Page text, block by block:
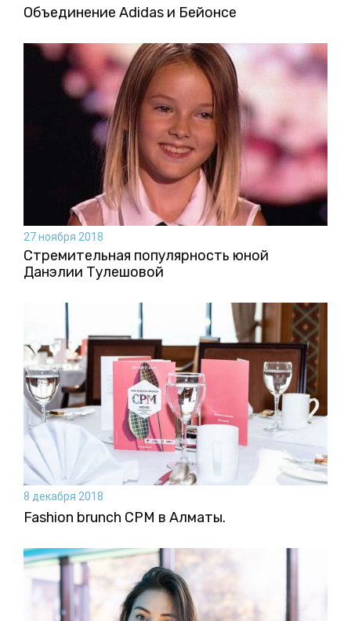
Объединение Adidas и Бейонсе
27 ноября 2018
Стремительная популярность юной
Данэлии Тулешовой
8 декабря 2018
Fashion brunch CPM в Алматы.